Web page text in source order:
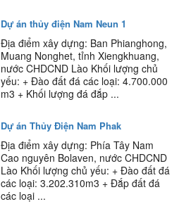
Dự án thủy điện Nam Neun 1
Địa điểm xây dựng: Ban Phianghong,
Muang Nonghet, tỉnh Xiengkhuang,
nước CHDCND Lào Khối lượng chủ
yếu: + Đào đất đá các loại: 4.700.000
m3 + Khối lượng đá đắp ...
Dự án Thủy Điện Nam Phak
Địa điểm xây dựng: Phía Tây Nam
Cao nguyên Bolaven, nước CHDCND
Lào Khối lượng chủ yếu: + Đào đất đá
các loại: 3.202.310m3 + Đắp đất đá
các loại ...